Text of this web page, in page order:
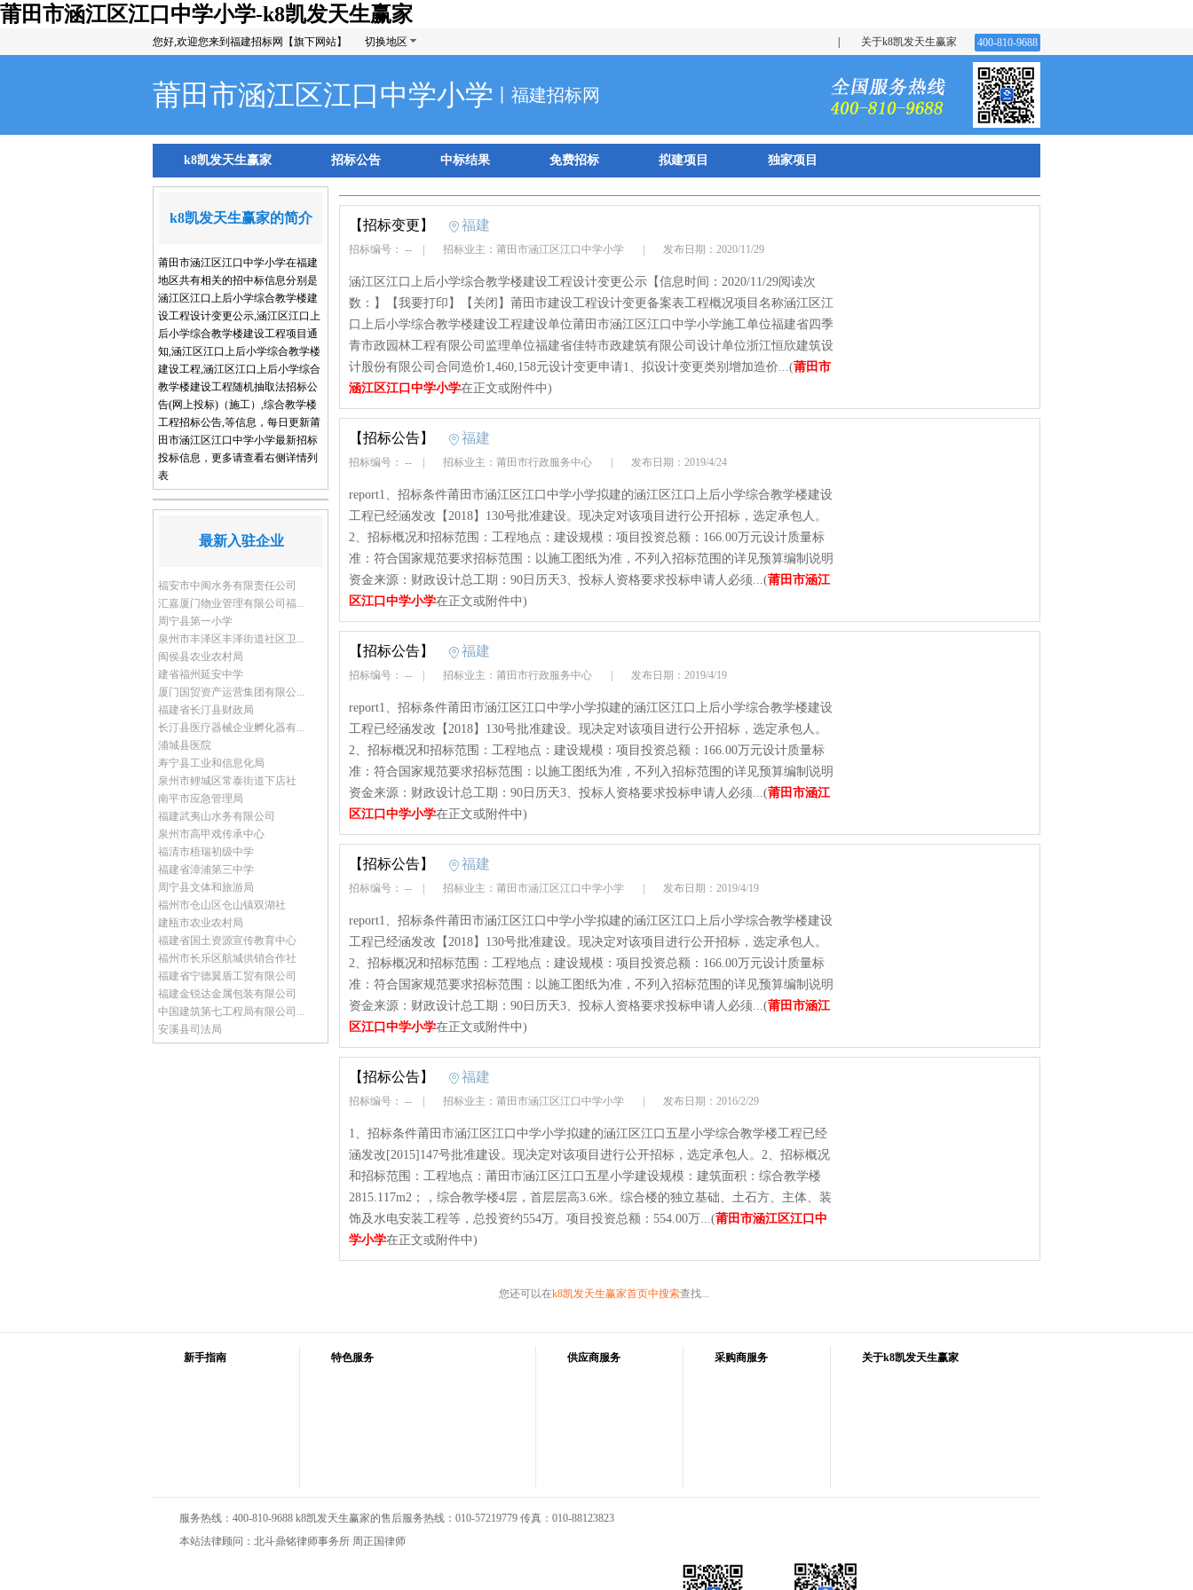
莆田市涵江区江口中学小学-k8凯发天生赢家
您好,欢迎您来到福建招标网【旗下网站】 切换地区 关于k8凯发天生赢家 400-810-9688
莆田市涵江区江口中学小学 丨福建招标网
k8凯发天生赢家 招标公告 中标结果 免费招标 拟建项目 独家项目
k8凯发天生赢家的简介
莆田市涵江区江口中学小学在福建
地区共有相关的招中标信息分别是
涵江区江口上后小学综合教学楼建
设工程设计变更公示,涵江区江口上
后小学综合教学楼建设工程项目通
知,涵江区江口上后小学综合教学楼
建设工程,涵江区江口上后小学综合
教学楼建设工程随机抽取法招标公
告(网上投标)（施工）,综合教学楼
工程招标公告,等信息，每日更新莆
田市涵江区江口中学小学最新招标
投标信息，更多请查看右侧详情列
表
最新入驻企业
福安市中闽水务有限责任公司
汇嘉厦门物业管理有限公司福...
周宁县第一小学
泉州市丰泽区丰泽街道社区卫...
闽侯县农业农村局
建省福州延安中学
厦门国贸资产运营集团有限公...
福建省长汀县财政局
长汀县医疗器械企业孵化器有...
浦城县医院
寿宁县工业和信息化局
泉州市鲤城区常泰街道下店社
南平市应急管理局
福建武夷山水务有限公司
泉州市高甲戏传承中心
福清市梧瑞初级中学
福建省漳浦第三中学
周宁县文体和旅游局
福州市仓山区仓山镇双湖社
建瓯市农业农村局
福建省国土资源宣传教育中心
福州市长乐区航城供销合作社
福建省宁德翼盾工贸有限公司
福建金锐达金属包装有限公司
中国建筑第七工程局有限公司...
安溪县司法局
【招标变更】 福建
招标编号： -- 招标业主：莆田市涵江区江口中学小学 发布日期：2020/11/29
涵江区江口上后小学综合教学楼建设工程设计变更公示【信息时间：2020/11/29阅读次
数：】【我要打印】【关闭】莆田市建设工程设计变更备案表工程概况项目名称涵江区江
口上后小学综合教学楼建设工程建设单位莆田市涵江区江口中学小学施工单位福建省四季
青市政园林工程有限公司监理单位福建省佳特市政建筑有限公司设计单位浙江恒欣建筑设
计股份有限公司合同造价1,460,158元设计变更申请1、拟设计变更类别增加造价...(莆田市
涵江区江口中学小学在正文或附件中)
【招标公告】 福建
招标编号： -- 招标业主：莆田市行政服务中心 发布日期：2019/4/24
report1、招标条件莆田市涵江区江口中学小学拟建的涵江区江口上后小学综合教学楼建设
工程已经涵发改【2018】130号批准建设。现决定对该项目进行公开招标，选定承包人。
2、招标概况和招标范围：工程地点：建设规模：项目投资总额：166.00万元设计质量标
准：符合国家规范要求招标范围：以施工图纸为准，不列入招标范围的详见预算编制说明
资金来源：财政设计总工期：90日历天3、投标人资格要求投标申请人必须...(莆田市涵江
区江口中学小学在正文或附件中)
【招标公告】 福建
招标编号： -- 招标业主：莆田市行政服务中心 发布日期：2019/4/19
report1、招标条件莆田市涵江区江口中学小学拟建的涵江区江口上后小学综合教学楼建设
工程已经涵发改【2018】130号批准建设。现决定对该项目进行公开招标，选定承包人。
2、招标概况和招标范围：工程地点：建设规模：项目投资总额：166.00万元设计质量标
准：符合国家规范要求招标范围：以施工图纸为准，不列入招标范围的详见预算编制说明
资金来源：财政设计总工期：90日历天3、投标人资格要求投标申请人必须...(莆田市涵江
区江口中学小学在正文或附件中)
【招标公告】 福建
招标编号： -- 招标业主：莆田市涵江区江口中学小学 发布日期：2019/4/19
report1、招标条件莆田市涵江区江口中学小学拟建的涵江区江口上后小学综合教学楼建设
工程已经涵发改【2018】130号批准建设。现决定对该项目进行公开招标，选定承包人。
2、招标概况和招标范围：工程地点：建设规模：项目投资总额：166.00万元设计质量标
准：符合国家规范要求招标范围：以施工图纸为准，不列入招标范围的详见预算编制说明
资金来源：财政设计总工期：90日历天3、投标人资格要求投标申请人必须...(莆田市涵江
区江口中学小学在正文或附件中)
【招标公告】 福建
招标编号： -- 招标业主：莆田市涵江区江口中学小学 发布日期：2016/2/29
1、招标条件莆田市涵江区江口中学小学拟建的涵江区江口五星小学综合教学楼工程已经
涵发改[2015]147号批准建设。现决定对该项目进行公开招标，选定承包人。2、招标概况
和招标范围：工程地点：莆田市涵江区江口五星小学建设规模：建筑面积：综合教学楼
2815.117m2；，综合教学楼4层，首层层高3.6米。综合楼的独立基础、土石方、主体、装
饰及水电安装工程等，总投资约554万。项目投资总额：554.00万...(莆田市涵江区江口中
学小学在正文或附件中)
您还可以在k8凯发天生赢家首页中搜索查找...
新手指南 特色服务 供应商服务 采购商服务 关于k8凯发天生赢家
服务热线：400-810-9688 k8凯发天生赢家的售后服务热线：010-57219779 传真：010-88123823
本站法律顾问：北斗鼎铭律师事务所 周正国律师